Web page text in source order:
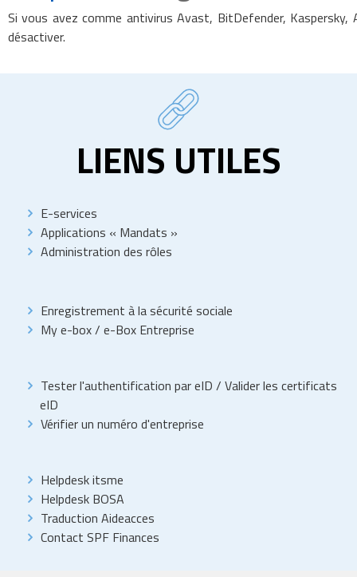
Si vous avez comme antivirus Avast, BitDefender,
désactiver.
LIENS UTILES
E-services
Applications « Mandats »
Administration des rôles
Enregistrement à la sécurité sociale
My e-box/ e-Box Entreprise
Tester l'authentification par eID / Valider les certificats
eID
Vérifier un numéro d'entreprise
Helpdesk itsme
Helpdesk BOSA
Traduction Aideacces
Contact SPF Finances